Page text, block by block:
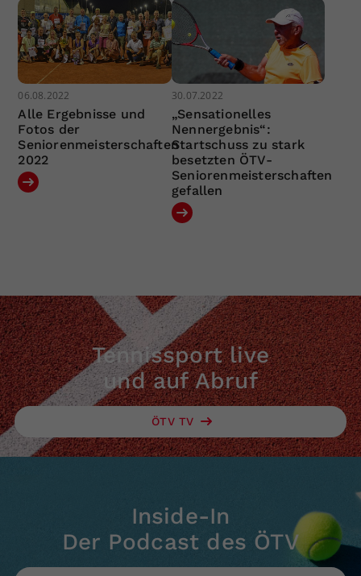
06.08.2022
Alle Ergebnisse und
Fotos der
Seniorenmeisterschaften
2022
30.07.2022
„Sensationelles
Nennergebnis“:
Startschuss zu stark
besetzten ÖTV-
Seniorenmeisterschaften
gefallen
Tennissport live
und auf Abruf
ÖTV TV
Inside-In
Der Podcast des ÖTV